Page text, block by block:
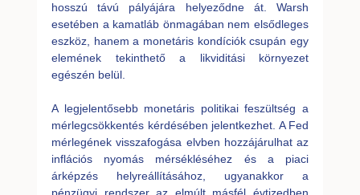
hosszú távú pályájára helyeződne át. Warsh
esetében a kamatláb önmagában nem elsődleges
eszköz, hanem a monetáris kondíciók csupán egy
elemének tekinthető a likviditási környezet
egészén belül.
A legjelentősebb monetáris politikai feszültség a
mérlegcsökkentés kérdésében jelentkezhet. A Fed
mérlegének visszafogása elvben hozzájárulhat az
inflációs nyomás mérsékléséhez és a piaci
árképzés helyreállításához, ugyanakkor a